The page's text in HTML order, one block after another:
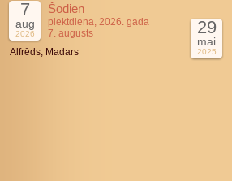
7
aug
2026
Šodien
piektdiena, 2026. gada
7. augusts
Alfrēds, Madars
29
mai
2025